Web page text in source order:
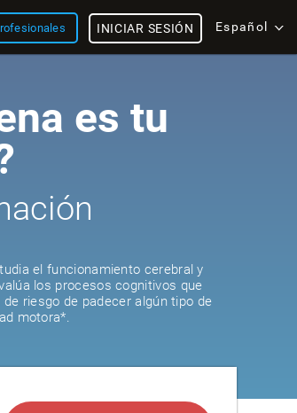
Español
INICIAR SESIÓN
es tu
el funcionamiento cerebral y
los procesos cognitivos que
riesgo de padecer algún tipo de
motora*.